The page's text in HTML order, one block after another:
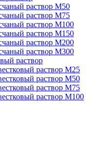
раствор М50
раствор М75
раствор М100
раствор М150
раствор М200
раствор М300
раствор
раствор М25
раствор М50
раствор М75
раствор М100